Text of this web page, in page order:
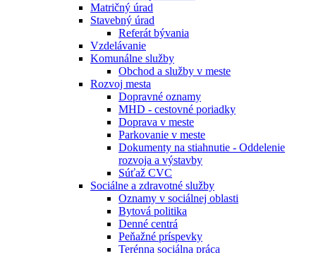
Matričný úrad
Stavebný úrad
Referát bývania
Vzdelávanie
Komunálne služby
Obchod a služby v meste
Rozvoj mesta
Dopravné oznamy
MHD - cestovné poriadky
Doprava v meste
Parkovanie v meste
Dokumenty na stiahnutie - Oddelenie
rozvoja a výstavby
Súťaž CVC
Sociálne a zdravotné služby
Oznamy v sociálnej oblasti
Bytová politika
Denné centrá
Peňažné príspevky
Terénna sociálna práca